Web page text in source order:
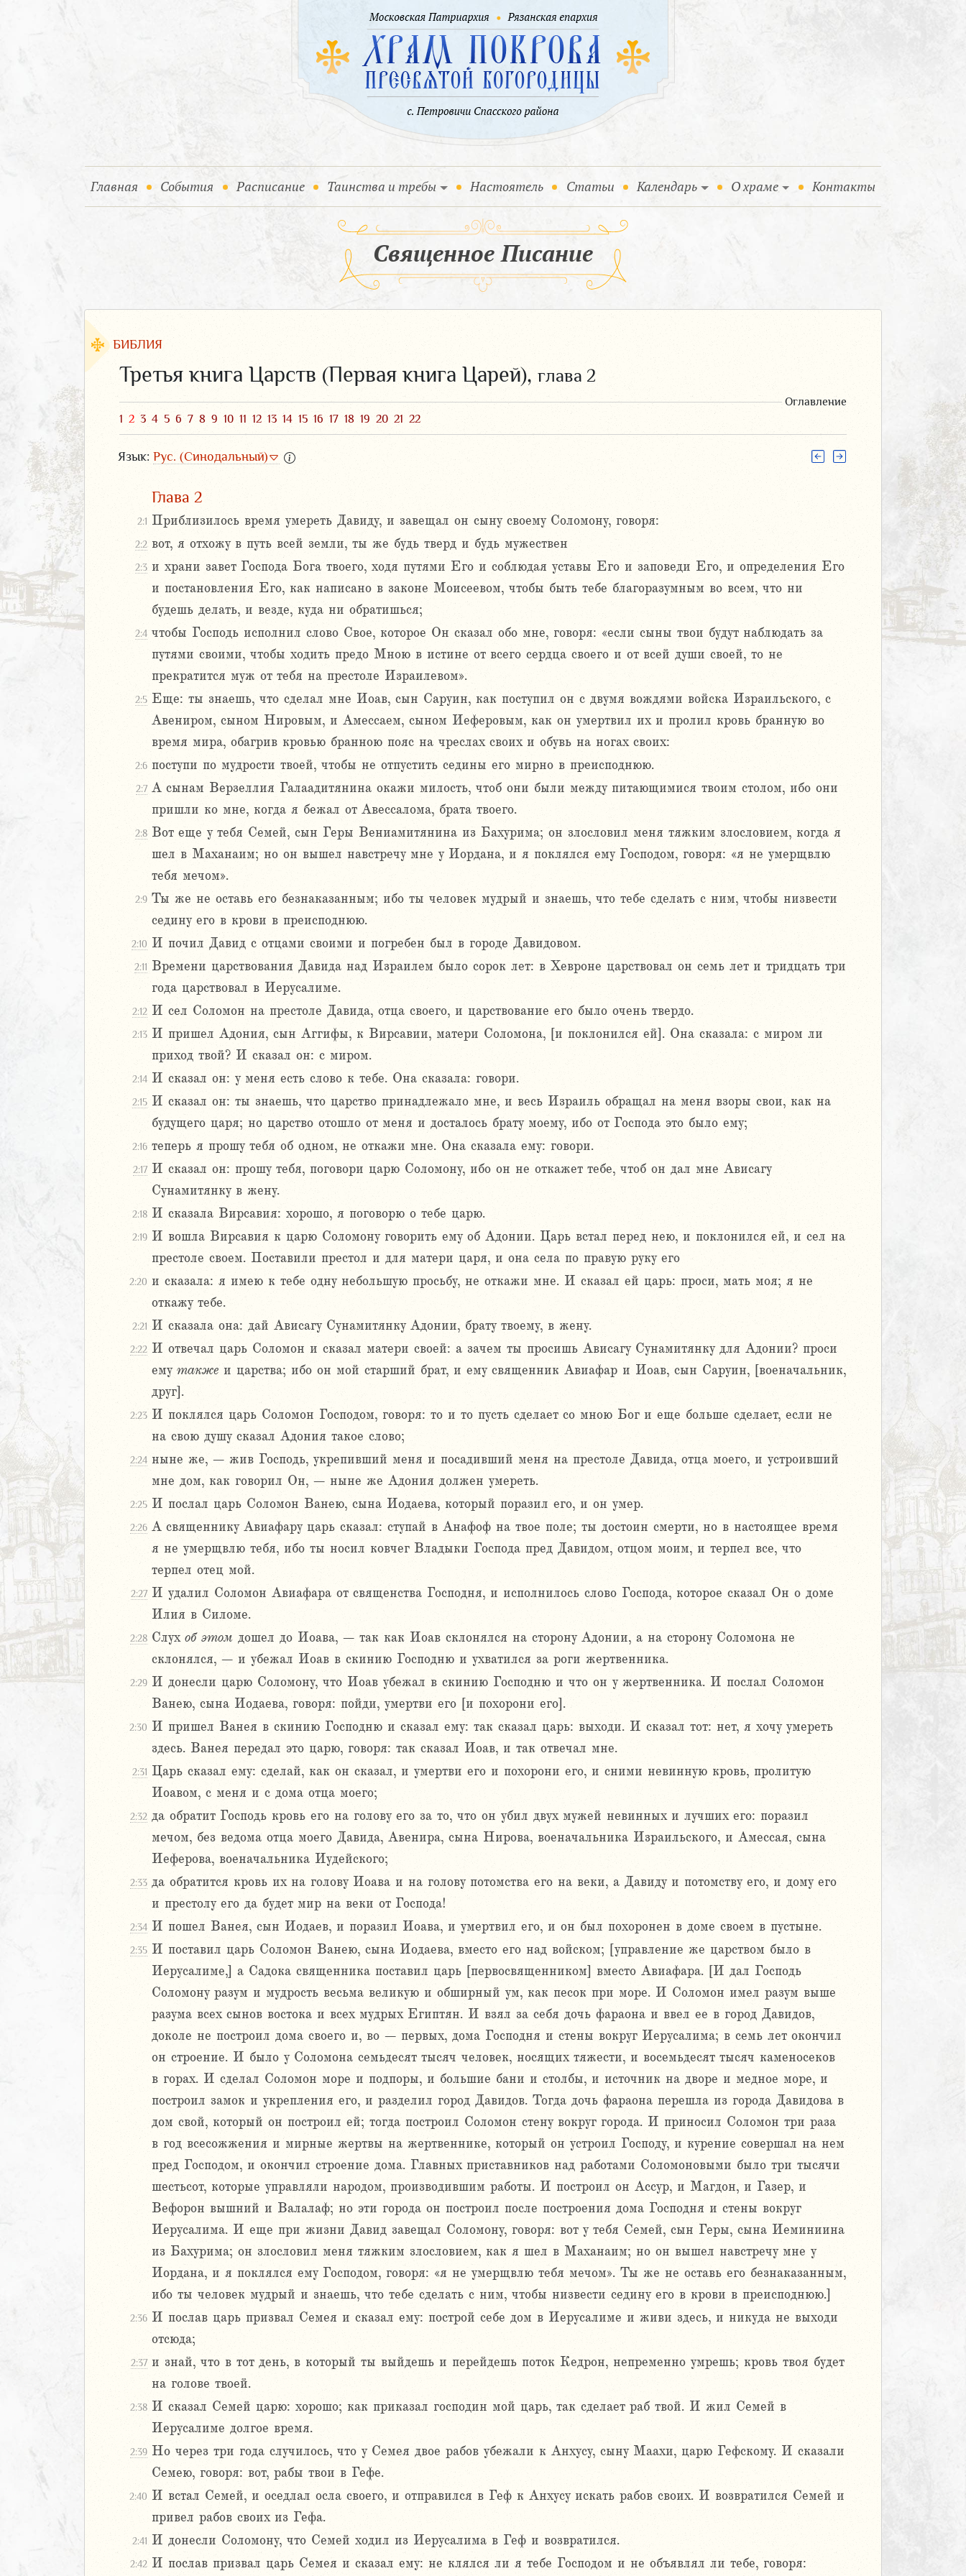
Главная (current)
События (current)
Расписание Таинства и требы Настоятель Статьи Календарь О храме Контакты
Священное Писание
БИБЛИЯ
Иеремии
Третья книга Царств (Первая книга Царей), глава 2
Оглавление
1 2 3 4 5 6 7 8 9 10 11 12 13 14 15 16 17 18 19 20 21 22
Язык: Рус. (Синодальный)
Глава 2
2:1 Приблизилось время умереть Давиду, и завещал он сыну своему Соломону, говоря:
2:2 вот, я отхожу в путь всей земли, ты же будь тверд и будь мужествен
2:3 и храни завет Господа Бога твоего, ходя путями Его и соблюдая уставы Его и заповеди Его, и определения Его
и постановления Его, как написано в законе Моисеевом, чтобы быть тебе благоразумным во всем, что ни
будешь делать, и везде, куда ни обратишься;
2:4 чтобы Господь исполнил слово Свое, которое Он сказал обо мне, говоря: «если сыны твои будут наблюдать за
путями своими, чтобы ходить предо Мною в истине от всего сердца своего и от всей души своей, то не
прекратится муж от тебя на престоле Израилевом».
2:5 Еще: ты знаешь, что сделал мне Иоав, сын Саруин, как поступил он с двумя вождями войска Израильского, с
Авениром, сыном Нировым, и Амессаем, сыном Иеферовым, как он умертвил их и пролил кровь бранную во
время мира, обагрив кровью бранною пояс на чреслах своих и обувь на ногах своих:
2:6 поступи по мудрости твоей, чтобы не отпустить седины его мирно в преисподнюю.
2:7 А сынам Верзеллия Галаадитянина окажи милость, чтоб они были между питающимися твоим столом, ибо они
пришли ко мне, когда я бежал от Авессалома, брата твоего.
2:8 Вот еще у тебя Семей, сын Геры Вениамитянина из Бахурима; он злословил меня тяжким злословием, когда я
шел в Маханаим; но он вышел навстречу мне у Иордана, и я поклялся ему Господом, говоря: «я не умерщвлю
тебя мечом».
2:9 Ты же не оставь его безнаказанным; ибо ты человек мудрый и знаешь, что тебе сделать с ним, чтобы низвести
седину его в крови в преисподнюю.
2:10 И почил Давид с отцами своими и погребен был в городе Давидовом.
2:11 Времени царствования Давида над Израилем было сорок лет: в Хевроне царствовал он семь лет и тридцать три
года царствовал в Иерусалиме.
2:12 И сел Соломон на престоле Давида, отца своего, и царствование его было очень твердо.
2:13 И пришел Адония, сын Аггифы, к Вирсавии, матери Соломона, [и поклонился ей]. Она сказала: с миром ли
приход твой? И сказал он: с миром.
2:14 И сказал он: у меня есть слово к тебе. Она сказала: говори.
2:15 И сказал он: ты знаешь, что царство принадлежало мне, и весь Израиль обращал на меня взоры свои, как на
будущего царя; но царство отошло от меня и досталось брату моему, ибо от Господа это было ему;
2:16 теперь я прошу тебя об одном, не откажи мне. Она сказала ему: говори.
2:17 И сказал он: прошу тебя, поговори царю Соломону, ибо он не откажет тебе, чтоб он дал мне Ависагу
Сунамитянку в жену.
2:18 И сказала Вирсавия: хорошо, я поговорю о тебе царю.
2:19 И вошла Вирсавия к царю Соломону говорить ему об Адонии. Царь встал перед нею, и поклонился ей, и сел на
престоле своем. Поставили престол и для матери царя, и она села по правую руку его
2:20 и сказала: я имею к тебе одну небольшую просьбу, не откажи мне. И сказал ей царь: проси, мать моя; я не
откажу тебе.
2:21 И сказала она: дай Ависагу Сунамитянку Адонии, брату твоему, в жену.
2:22 И отвечал царь Соломон и сказал матери своей: а зачем ты просишь Ависагу Сунамитянку для Адонии? проси
ему также и царства; ибо он мой старший брат, и ему священник Авиафар и Иоав, сын Саруин, [военачальник,
друг].
2:23 И поклялся царь Соломон Господом, говоря: то и то пусть сделает со мною Бог и еще больше сделает, если не
на свою душу сказал Адония такое слово;
2:24 ныне же, – жив Господь, укрепивший меня и посадивший меня на престоле Давида, отца моего, и устроивший
мне дом, как говорил Он, – ныне же Адония должен умереть.
2:25 И послал царь Соломон Ванею, сына Иодаева, который поразил его, и он умер.
2:26 А священнику Авиафару царь сказал: ступай в Анафоф на твое поле; ты достоин смерти, но в настоящее время
я не умерщвлю тебя, ибо ты носил ковчег Владыки Господа пред Давидом, отцом моим, и терпел все, что
терпел отец мой.
2:27 И удалил Соломон Авиафара от священства Господня, и исполнилось слово Господа, которое сказал Он о доме
Илия в Силоме.
2:28 Слух об этом дошел до Иоава, – так как Иоав склонялся на сторону Адонии, а на сторону Соломона не
склонялся, – и убежал Иоав в скинию Господню и ухватился за роги жертвенника.
2:29 И донесли царю Соломону, что Иоав убежал в скинию Господню и что он у жертвенника. И послал Соломон
Ванею, сына Иодаева, говоря: пойди, умертви его [и похорони его].
2:30 И пришел Ванея в скинию Господню и сказал ему: так сказал царь: выходи. И сказал тот: нет, я хочу умереть
здесь. Ванея передал это царю, говоря: так сказал Иоав, и так отвечал мне.
2:31 Царь сказал ему: сделай, как он сказал, и умертви его и похорони его, и сними невинную кровь, пролитую
Иоавом, с меня и с дома отца моего;
2:32 да обратит Господь кровь его на голову его за то, что он убил двух мужей невинных и лучших его: поразил
мечом, без ведома отца моего Давида, Авенира, сына Нирова, военачальника Израильского, и Амессая, сына
Иеферова, военачальника Иудейского;
2:33 да обратится кровь их на голову Иоава и на голову потомства его на веки, а Давиду и потомству его, и дому его
и престолу его да будет мир на веки от Господа!
2:34 И пошел Ванея, сын Иодаев, и поразил Иоава, и умертвил его, и он был похоронен в доме своем в пустыне.
2:35 И поставил царь Соломон Ванею, сына Иодаева, вместо его над войском; [управление же царством было в
Иерусалиме,] а Садока священника поставил царь [первосвященником] вместо Авиафара. [И дал Господь
Соломону разум и мудрость весьма великую и обширный ум, как песок при море. И Соломон имел разум выше
разума всех сынов востока и всех мудрых Египтян. И взял за себя дочь фараона и ввел ее в город Давидов,
доколе не построил дома своего и, во – первых, дома Господня и стены вокруг Иерусалима; в семь лет окончил
он строение. И было у Соломона семьдесят тысяч человек, носящих тяжести, и восемьдесят тысяч каменосеков
в горах. И сделал Соломон море и подпоры, и большие бани и столбы, и источник на дворе и медное море, и
построил замок и укрепления его, и разделил город Давидов. Тогда дочь фараона перешла из города Давидова в
дом свой, который он построил ей; тогда построил Соломон стену вокруг города. И приносил Соломон три раза
в год всесожжения и мирные жертвы на жертвеннике, который он устроил Господу, и курение совершал на нем
пред Господом, и окончил строение дома. Главных приставников над работами Соломоновыми было три тысячи
шестьсот, которые управляли народом, производившим работы. И построил он Ассур, и Магдон, и Газер, и
Вефорон вышний и Валалаф; но эти города он построил после построения дома Господня и стены вокруг
Иерусалима. И еще при жизни Давид завещал Соломону, говоря: вот у тебя Семей, сын Геры, сына Иеминиина
из Бахурима; он злословил меня тяжким злословием, как я шел в Маханаим; но он вышел навстречу мне у
Иордана, и я поклялся ему Господом, говоря: «я не умерщвлю тебя мечом». Ты же не оставь его безнаказанным,
ибо ты человек мудрый и знаешь, что тебе сделать с ним, чтобы низвести седину его в крови в преисподнюю.]
2:36 И послав царь призвал Семея и сказал ему: построй себе дом в Иерусалиме и живи здесь, и никуда не выходи
отсюда;
2:37 и знай, что в тот день, в который ты выйдешь и перейдешь поток Кедрон, непременно умрешь; кровь твоя будет
на голове твоей.
2:38 И сказал Семей царю: хорошо; как приказал господин мой царь, так сделает раб твой. И жил Семей в
Иерусалиме долгое время.
2:39 Но через три года случилось, что у Семея двое рабов убежали к Анхусу, сыну Маахи, царю Гефскому. И сказали
Семею, говоря: вот, рабы твои в Гефе.
2:40 И встал Семей, и оседлал осла своего, и отправился в Геф к Анхусу искать рабов своих. И возвратился Семей и
привел рабов своих из Гефа.
2:41 И донесли Соломону, что Семей ходил из Иерусалима в Геф и возвратился.
2:42 И послав призвал царь Семея и сказал ему: не клялся ли я тебе Господом и не объявлял ли тебе, говоря: